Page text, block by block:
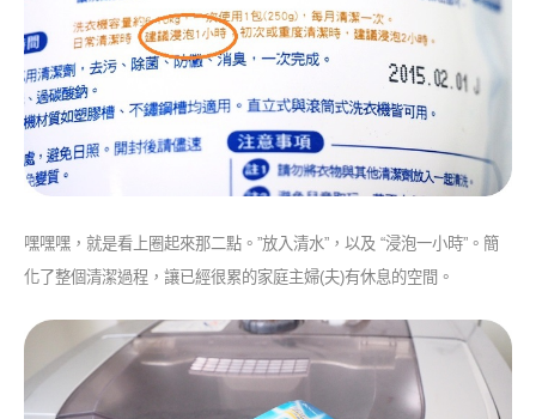
嘿嘿嘿，就是看上圈起來那二點。”放入清水”，以及 “浸泡一小時”。簡
化了整個清潔過程，讓已經很累的家庭主婦(夫)有休息的空間。